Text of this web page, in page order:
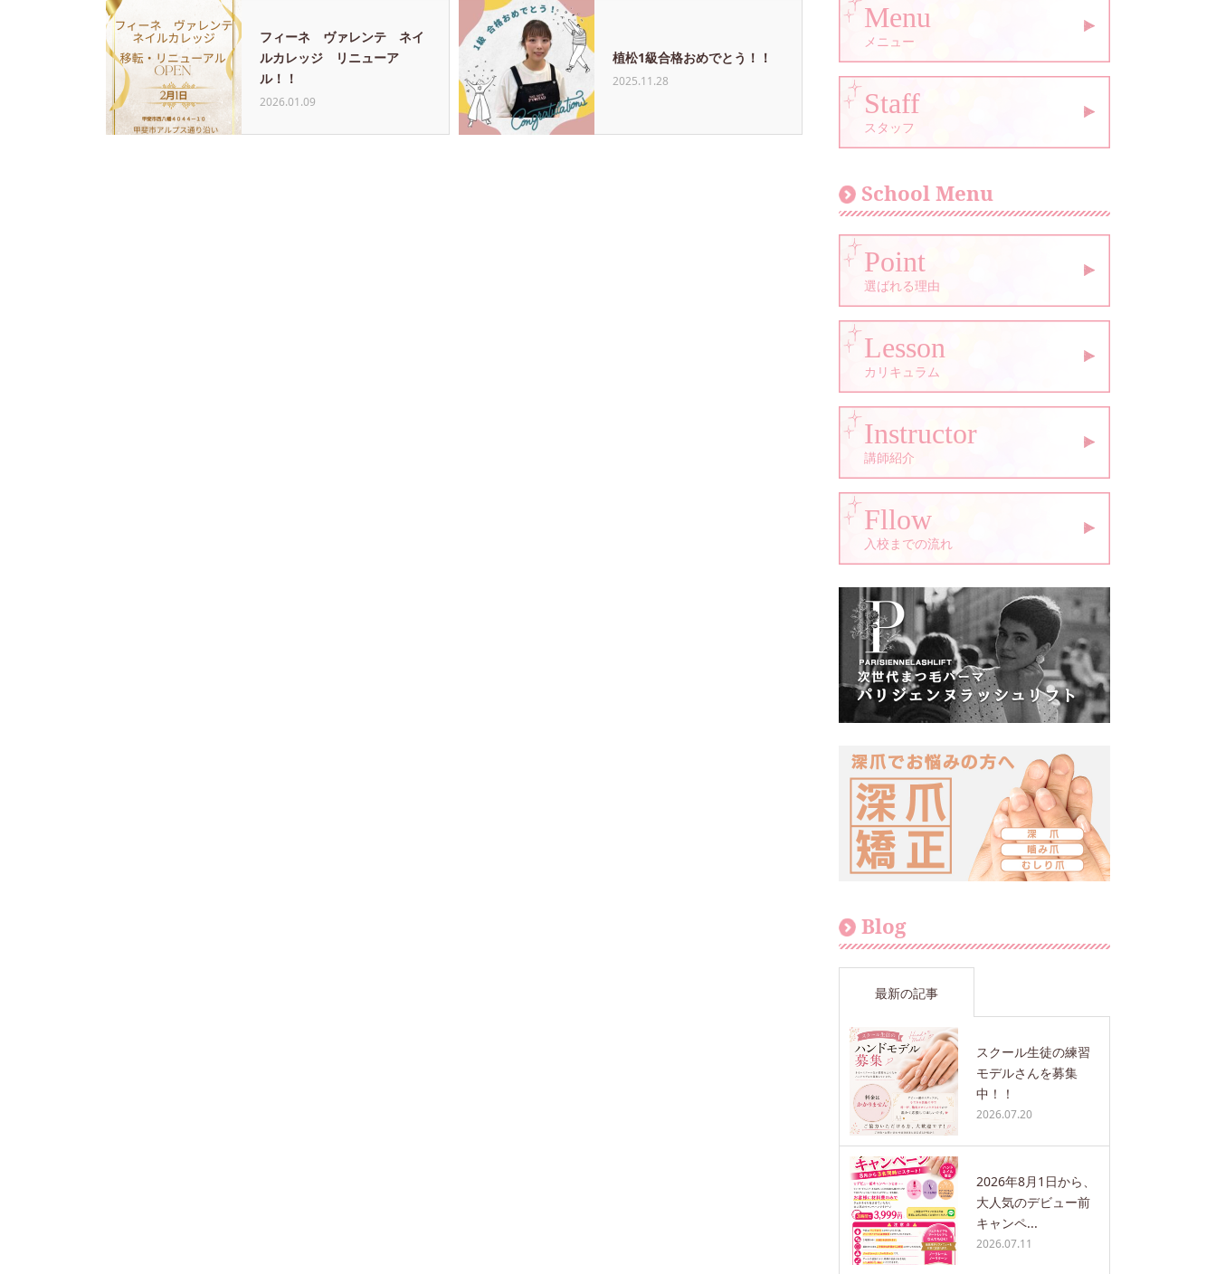
フィーネ ヴァレンテ ネイ
ルカレッジ リニューア
ル！！
2026.01.09
植松1級合格おめでとう！！
2025.11.28
Menu
メニュー
Staff
スタッフ
School Menu
Point
選ばれる理由
Lesson
カリキュラム
Instructor
講師紹介
Fllow
入校までの流れ
Blog
最新の記事
スクール生徒の練習
モデルさんを募集
中！！
2026.07.20
2026年8月1日から、
大人気のデビュー前
キャンペ...
2026.07.11